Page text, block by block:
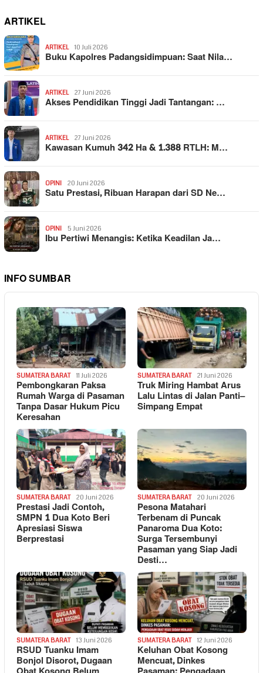
ARTIKEL
ARTIKEL 10 Juli 2026
Buku Kapolres Padangsidimpuan: Saat Nila…
ARTIKEL 27 Juni 2026
Akses Pendidikan Tinggi Jadi Tantangan: …
ARTIKEL 27 Juni 2026
Kawasan Kumuh 342 Ha & 1.388 RTLH: M…
OPINI 20 Juni 2026
Satu Prestasi, Ribuan Harapan dari SD Ne…
OPINI 5 Juni 2026
Ibu Pertiwi Menangis: Ketika Keadilan Ja…
INFO SUMBAR
SUMATERA BARAT 11 Juli 2026
Pembongkaran Paksa
Rumah Warga di Pasaman
Tanpa Dasar Hukum Picu
Keresahan
SUMATERA BARAT 21 Juni 2026
Truk Miring Hambat Arus
Lalu Lintas di Jalan Panti–
Simpang Empat
SUMATERA BARAT 20 Juni 2026
Prestasi Jadi Contoh,
SMPN 1 Dua Koto Beri
Apresiasi Siswa
Berprestasi
SUMATERA BARAT 20 Juni 2026
Pesona Matahari
Terbenam di Puncak
Panaroma Dua Koto:
Surga Tersembunyi
Pasaman yang Siap Jadi
Desti…
SUMATERA BARAT 13 Juni 2026
RSUD Tuanku Imam
Bonjol Disorot, Dugaan
SUMATERA BARAT 12 Juni 2026
Keluhan Obat Kosong
Mencuat, Dinkes